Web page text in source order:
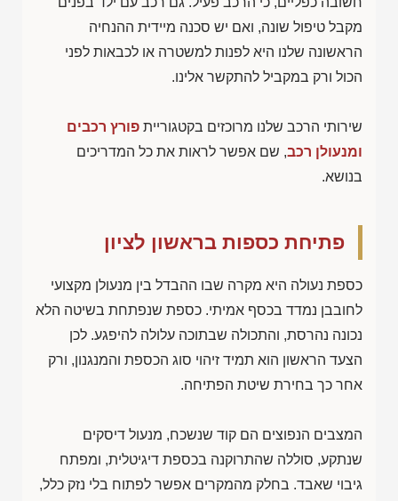
מקבל טיפול שונה, ואם יש סכנה מיידית ההנחיה
הראשונה שלנו היא לפנות למשטרה או לכבאות לפני
הכול ורק במקביל להתקשר אלינו.
שירותי הרכב שלנו מרוכזים בקטגוריית פורץ רכבים
ומנעולן רכב, שם אפשר לראות את כל המדריכים
בנושא.
פתיחת כספות בראשון לציון
כספת נעולה היא מקרה שבו ההבדל בין מנעולן מקצועי
לחובבן נמדד בכסף אמיתי. כספת שנפתחת בשיטה הלא
נכונה נהרסת, והתכולה שבתוכה עלולה להיפגע. לכן
הצעד הראשון הוא תמיד זיהוי סוג הכספת והמנגנון, ורק
אחר כך בחירת שיטת הפתיחה.
המצבים הנפוצים הם קוד שנשכח, מנעול דיסקים
שנתקע, סוללה שהתרוקנה בכספת דיגיטלית, ומפתח
גיבוי שאבד. בחלק מהמקרים אפשר לפתוח בלי נזק כלל,